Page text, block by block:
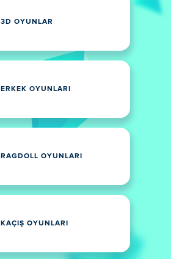
3D OYUNLAR
ERKEK OYUNLARI
RAGDOLL OYUNLARI
KAÇIŞ OYUNLARI